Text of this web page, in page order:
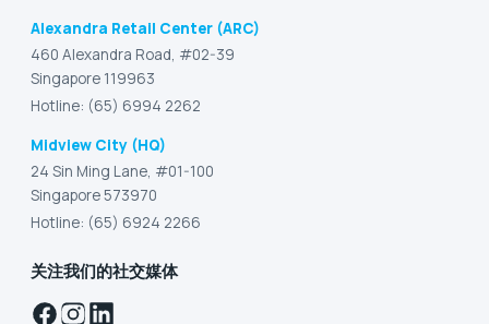
Alexandra Retail Center (ARC)
460 Alexandra Road, #02-39
Singapore 119963
Hotline: (65) 6994 2262
Midview City (HQ)
24 Sin Ming Lane, #01-100
Singapore 573970
Hotline: (65) 6924 2266
关注我们的社交媒体